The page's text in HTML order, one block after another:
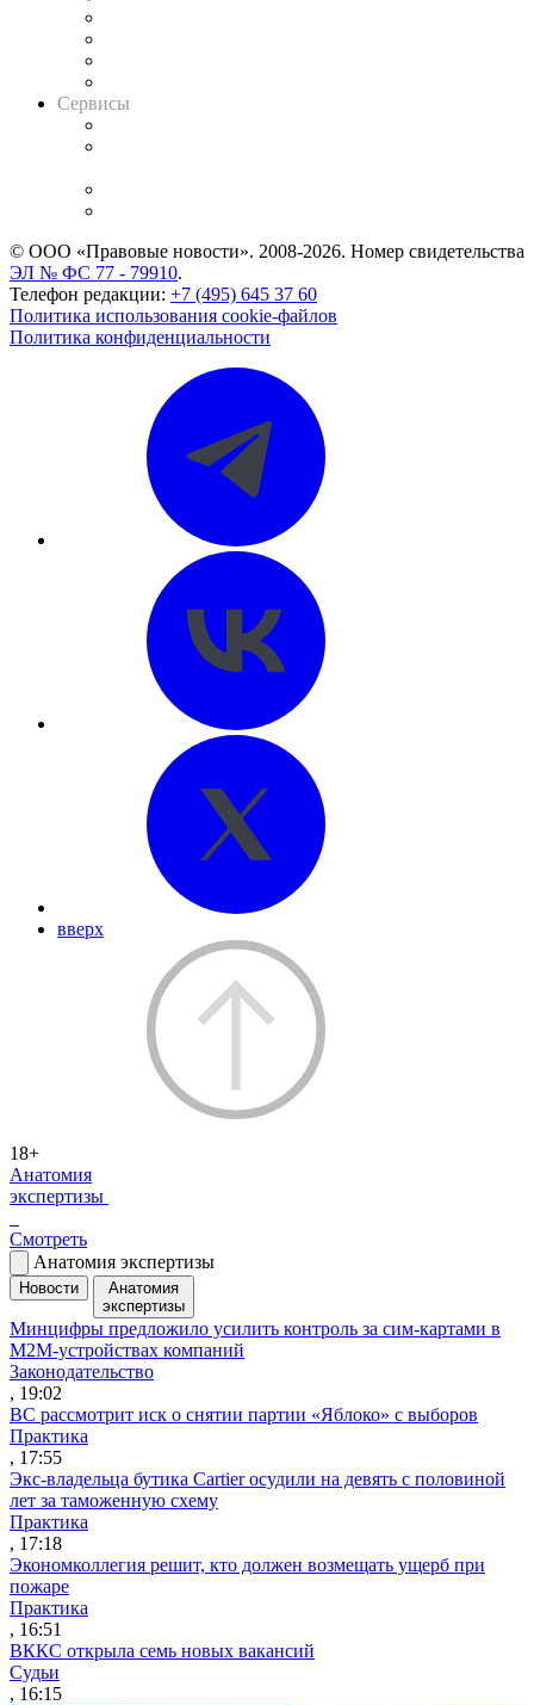
Сервисы
© ООО «Правовые новости». 2008-2026. Номер свидетельства
ЭЛ № ФС 77 - 79910.
Телефон редакции: +7 (495) 645 37 60
Политика использования cookie-файлов
Политика конфиденциальности
вверх
18+
Анатомия
экспертизы
Смотреть
Анатомия экспертизы
Новости
Анатомия
экспертизы
Минцифры предложило усилить контроль за сим-картами в
M2M-устройствах компаний
Законодательство
, 19:02
ВС рассмотрит иск о снятии партии «Яблоко» с выборов
Практика
, 17:55
Экс-владельца бутика Cartier осудили на девять с половиной
лет за таможенную схему
Практика
, 17:18
Экономколлегия решит, кто должен возмещать ущерб при
пожаре
Практика
, 16:51
ВККС открыла семь новых вакансий
Судьи
, 16:15